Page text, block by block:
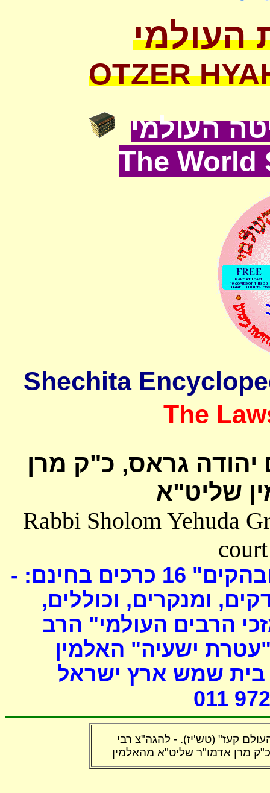
העולמי
OTZER
העולמי
The World
The
גראס, כ"ק מרן
שליט"א
Rabbi Sholom Yehuda
כרכים בחינם: -
ומנקרים, וכוללים,
הרבים העולמי" הרב
ישעיה" האלמין
שמש ארץ ישראל
011
קעז" (טש'יז). - להגה"צ רבי
מרן אדמו"ר שליט"א מהאלמין